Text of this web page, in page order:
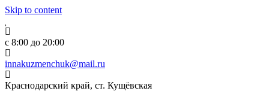
Skip to content
c 8:00 до 20:00
innakuzmenchuk@mail.ru
Краснодарский край, ст. Кущёвская